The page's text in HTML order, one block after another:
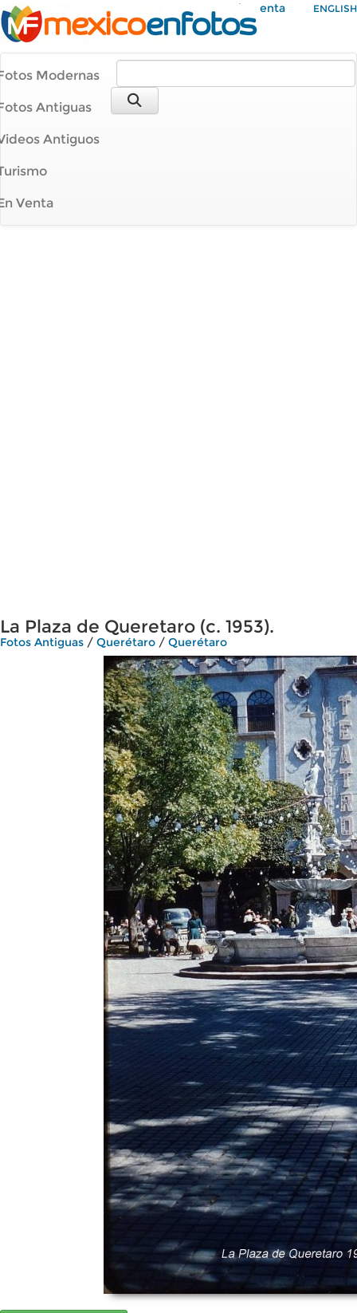
Mi Cuenta ENGLISH
Modernas
Antiguas
Antiguos
Venta
La Plaza de Queretaro (c. 1953).
Fotos Antiguas / Querétaro / Querétaro